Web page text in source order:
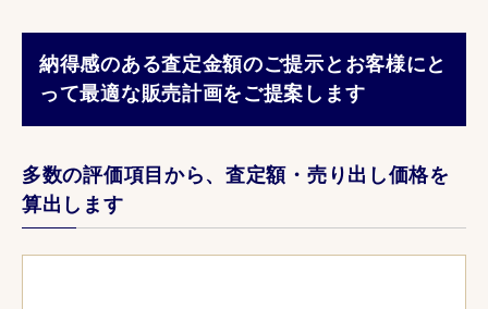
納得感のある査定金額のご提示とお客様にと
って最適な販売計画をご提案します
多数の評価項目から、査定額・売り出し価格を
算出します